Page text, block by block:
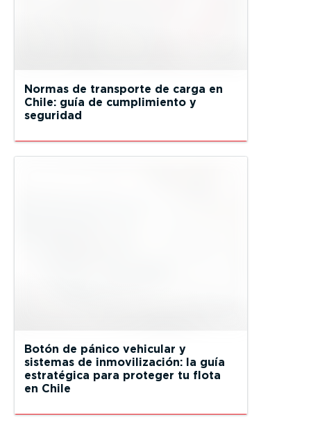
Normas de transporte de carga en
Chile: guía de cumplimiento y
seguridad
Botón de pánico vehicular y
sistemas de inmovilización: la guía
estratégica para proteger tu flota
en Chile